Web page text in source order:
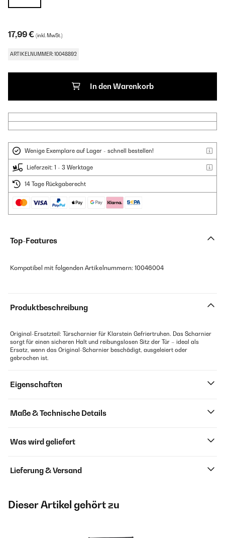
17,99 € (inkl. MwSt.)
ARTIKELNUMMER: 10048892
In den Warenkorb
Wenige Exemplare auf Lager - schnell bestellen!
Lieferzeit: 1 - 3 Werktage
14 Tage Rückgaberecht
Top-Features
Kompatibel mit folgenden Artikelnummern: 10046004
Produktbeschreibung
Original-Ersatzteil: Türscharnier für Klarstein Gefriertruhen. Das Scharnier
sorgt für einen sicheren Halt und reibungslosen Sitz der Tür – ideal als
Ersatz, wenn das Original-Scharnier beschädigt, ausgeleiert oder
gebrochen ist.
Eigenschaften
Maße & Technische Details
Was wird geliefert
Lieferung & Versand
Dieser Artikel gehört zu